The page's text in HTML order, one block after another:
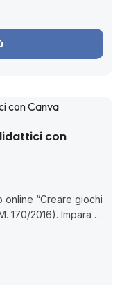
con
online “Creare giochi
170/2016). Impara a